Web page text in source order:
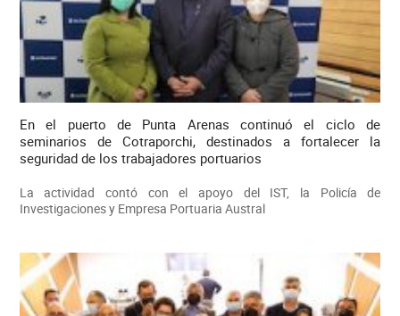
En el puerto de Punta Arenas continuó el ciclo de
seminarios de Cotraporchi, destinados a fortalecer la
seguridad de los trabajadores portuarios
La actividad contó con el apoyo del IST, la Policía de
Investigaciones y Empresa Portuaria Austral